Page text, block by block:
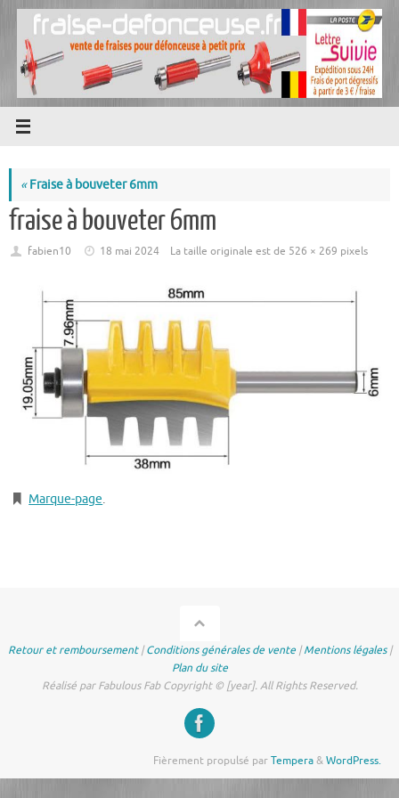
Passer
contenu
«Fraise à bouveter 6mm
fraise à bouveter 6mm
fabien10 18 mai 2024 La taille originale est de 526 × 269 pixels
Marque-page.
Retour et remboursement|Conditions générales de vente|Mentions légales|
Plan du site
Réalisé par Fabulous Fab Copyright © [year]. All Rights Reserved.
Fièrement propulsé parTempera&WordPress.